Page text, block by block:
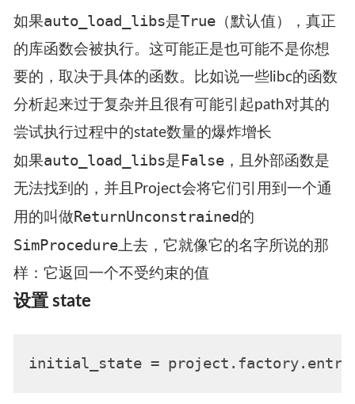
如果auto_load_libs是True（默认值），真正
的库函数会被执行。这可能正是也可能不是你想
要的，取决于具体的函数。比如说一些libc的函数
分析起来过于复杂并且很有可能引起path对其的
尝试执行过程中的state数量的爆炸增长
如果auto_load_libs是False，且外部函数是
无法找到的，并且Project会将它们引用到一个通
用的叫做ReturnUnconstrained的
SimProcedure上去，它就像它的名字所说的那
样：它返回一个不受约束的值
设置 state